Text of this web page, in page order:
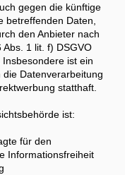
gegen die künftige
betreffenden Daten,
den Anbieter nach
1 lit. f) DSGVO
ist ein
Datenverarbeitung
statthaft.
ist:
für den
Informationsfreiheit